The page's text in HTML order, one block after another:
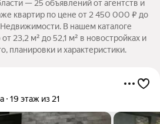
— 25 объявлений от агентств и
квартир по цене от 2 450 000 ₽ до
В нашем каталоге
23,2 м² до 52,1 м² в новостройках и
планировки и характеристики.
19 этаж из 21